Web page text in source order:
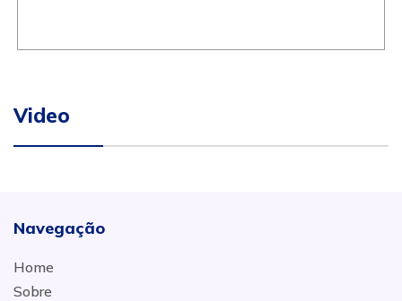
Video
Navegação
Home
Sobre